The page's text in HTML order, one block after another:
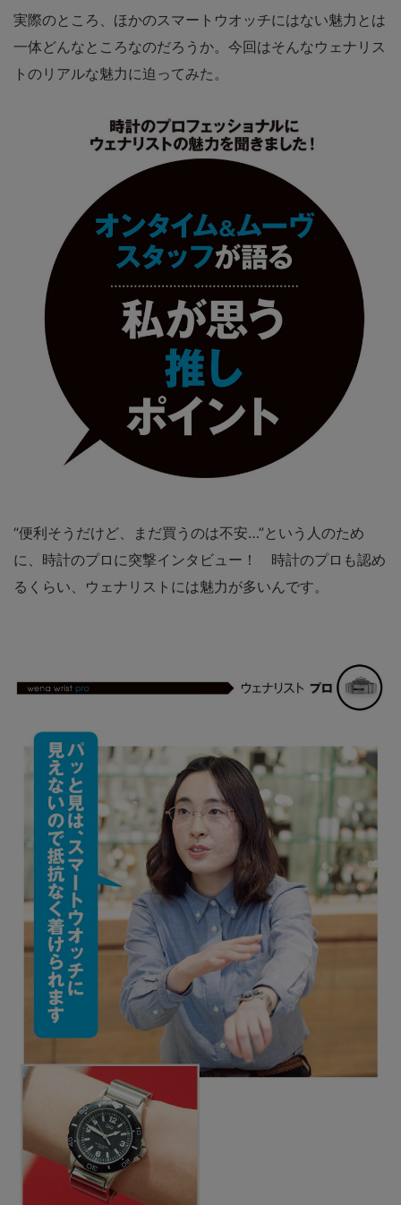
実際のところ、ほかのスマートウオッチにはない魅力とは
一体どんなところなのだろうか。今回はそんなウェナリス
トのリアルな魅力に迫ってみた。
“便利そうだけど、まだ買うのは不安…”という人のため
に、時計のプロに突撃インタビュー！ 時計のプロも認め
るくらい、ウェナリストには魅力が多いんです。